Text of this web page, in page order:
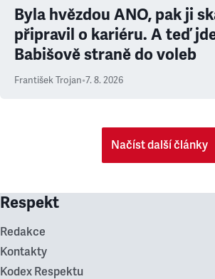
Byla hvězdou ANO, pak ji
připravil o kariéru. A teď
Babišově straně do voleb
František Trojan•7. 8. 2026
Načíst další články
Respekt
Redakce
Kontakty
Kodex Respektu